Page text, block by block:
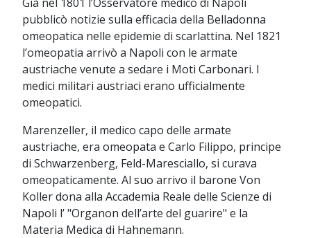
pubblicò notizie sulla efficacia della Belladonna
omeopatica nelle epidemie di scarlattina. Nel 1821
l’omeopatia arrivò a Napoli con le armate
austriache venute a sedare i Moti Carbonari. I
medici militari austriaci erano ufficialmente
omeopatici.
Marenzeller, il medico capo delle armate
austriache, era omeopata e Carlo Filippo, principe
di Schwarzenberg, Feld-Maresciallo, si curava
omeopaticamente. Al suo arrivo il barone Von
Koller dona alla Accademia Reale delle Scienze di
Napoli l’ "Organon dell’arte del guarire" e la
Materia Medica di Hahnemann.